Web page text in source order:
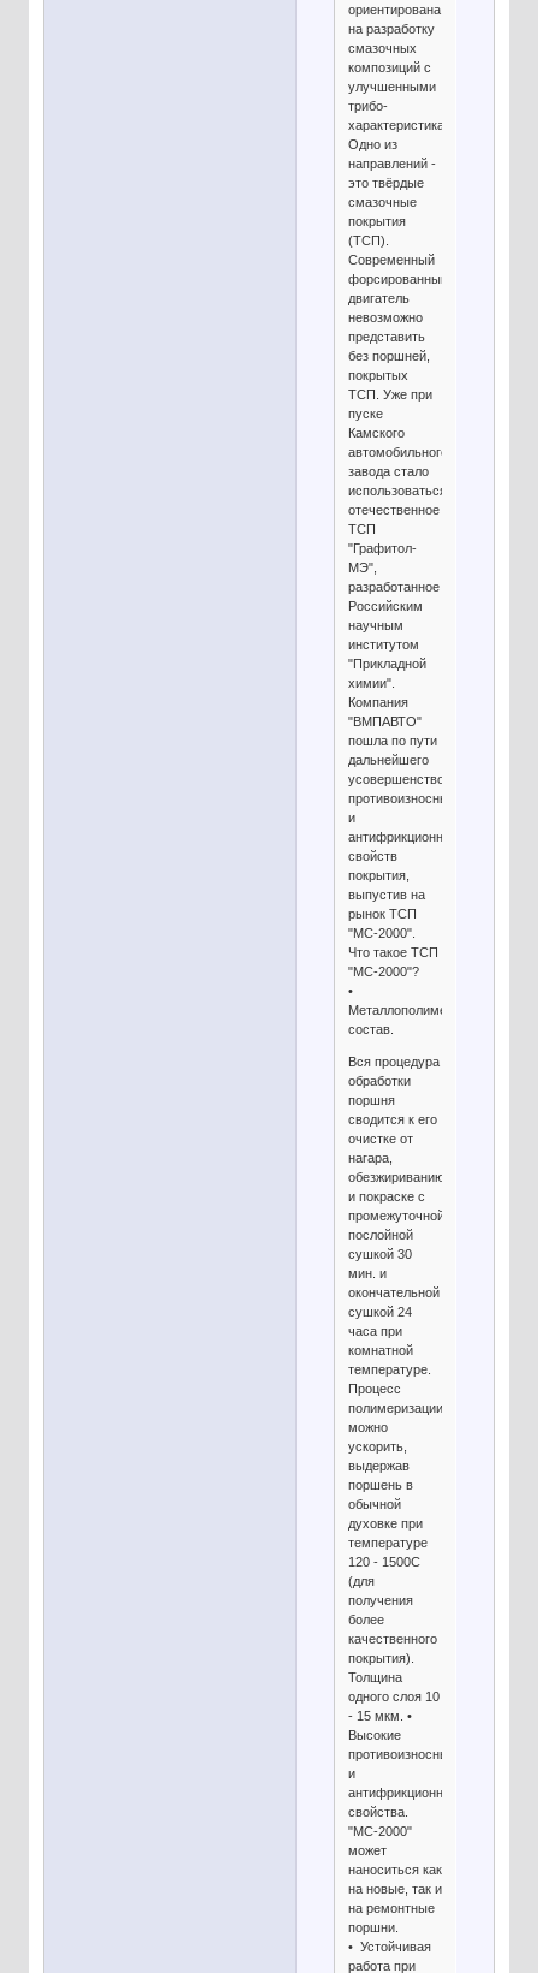
ориентирована
на разработку
смазочных
композиций с
улучшенными
трибо-
характеристиками.
Одно из
направлений -
это твёрдые
смазочные
покрытия
(ТСП).
Современный
форсированный
двигатель
невозможно
представить
без поршней,
покрытых
ТСП. Уже при
пуске
Камского
автомобильного
завода стало
использоваться
отечественное
ТСП
"Графитол-
МЭ",
разработанное
Российским
научным
институтом
"Прикладной
химии".
Компания
"ВМПАВТО"
пошла по пути
дальнейшего
усовершенствования
противоизносных
и
антифрикционных
свойств
покрытия,
выпустив на
рынок ТСП
"МС-2000".
Что такое ТСП
"МС-2000"?
•
Металлополимерный
состав.
Вся процедура
обработки
поршня
сводится к его
очистке от
нагара,
обезжириванию
и покраске с
промежуточной
послойной
сушкой 30
мин. и
окончательной
сушкой 24
часа при
комнатной
температуре.
Процесс
полимеризации
можно
ускорить,
выдержав
поршень в
обычной
духовке при
температуре
120 - 1500С
(для
получения
более
качественного
покрытия).
Толщина
одного слоя 10
- 15 мкм. •
Высокие
противоизносные
и
антифрикционные
свойства.
"МС-2000"
может
наноситься как
на новые, так и
на ремонтные
поршни.
• Устойчивая
работа при